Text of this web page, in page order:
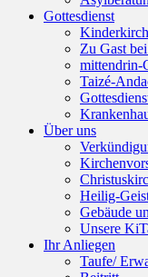
Gottesdienst
Zu Gast
mittendrin-
Taizé-
Über uns
Heilig-
Gebäude
Unsere
Ihr Anliegen
Taufe/